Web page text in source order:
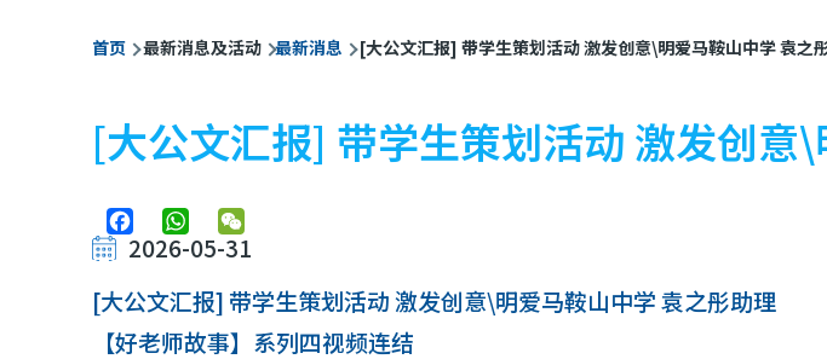
面
包
屑
首页 最新消息及活动 最新消息 [大公文汇报] 带学生策划活动 激发创意\明爱马鞍山中学 袁之
[大公文汇报] 带学生策划活动 激发创意
FacebookWhatsApp
2026-05-31
[大公文汇报] 带学生策划活动 激发创意\明爱马鞍山中学 袁之彤助理
【好老师故事】系列四视频连结